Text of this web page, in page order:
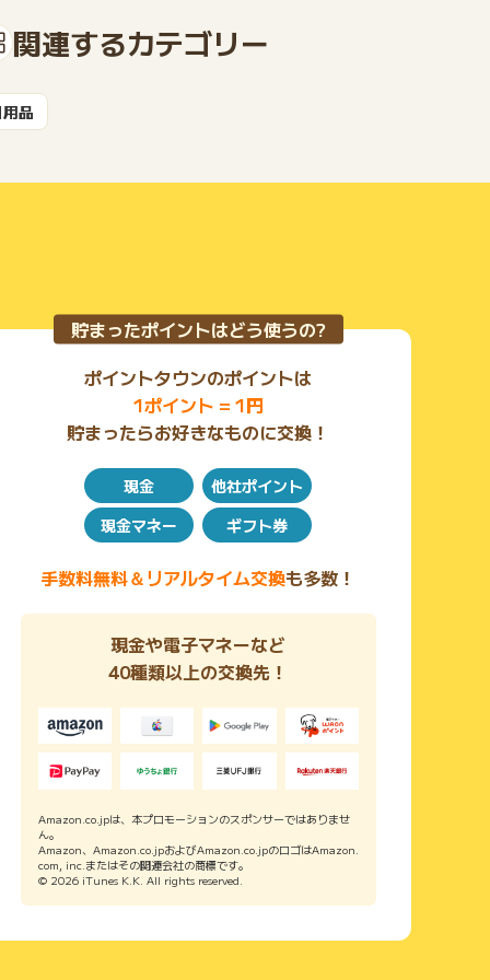
関連するカテゴリー
品
貯まったポイントはどう使うの?
ポイントタウンのポイントは
1ポイント = 1円
貯まったらお好きなものに交換！
現金
他社ポイント
現金マネー
ギフト券
手数料無料＆リアルタイム交換も多数！
現金や電子マネーなど
40種類以上の交換先！
Amazon.co.jpは、本プロモーションのスポンサーではありませ
ん。
Amazon、Amazon.co.jpおよびAmazon.co.jpのロゴはAmazon.
com, inc.またはその関連会社の商標です。
© 2026 iTunes K.K. All rights reserved.